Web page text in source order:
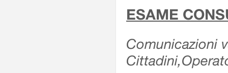
ESAME
Comunicazioni